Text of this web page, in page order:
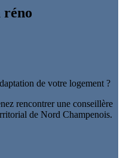
réno
de votre logement ?
rencontrer une conseillère
de Nord Champenois.